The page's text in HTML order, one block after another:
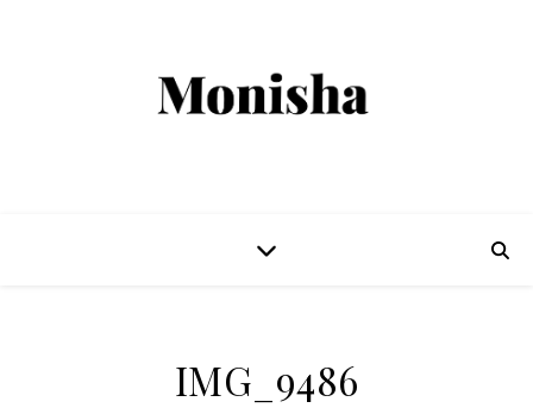
IMG_9486